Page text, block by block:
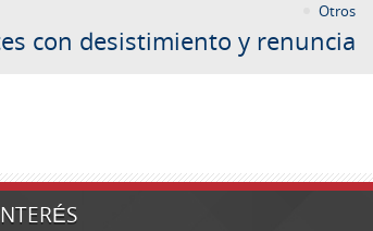
Otros
con desistimiento y renuncia